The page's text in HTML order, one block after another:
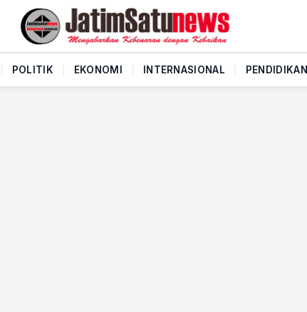
POLITIK EKONOMI INTERNASIONAL PENDIDIKAN